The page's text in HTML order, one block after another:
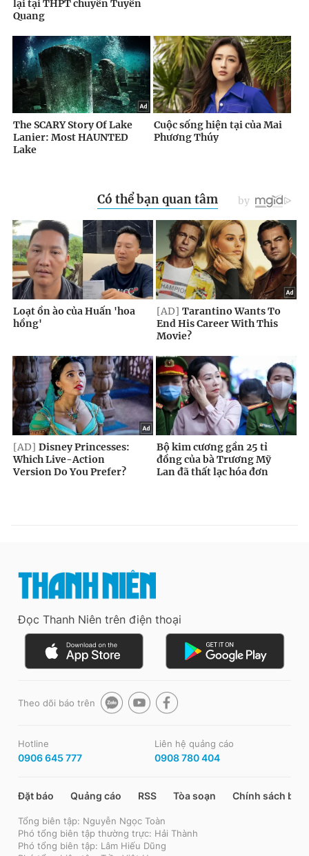
Đọc Thanh Niên trên điện thoại
Theo dõi báo trên
Hotline
0906 645 777
Liên hệ quảng cáo
0908 780 404
Đặt báo Quảng cáo RSS Tòa soạn Chính sách bảo
Tổng biên tập: Nguyễn Ngọc Toàn
Phó tổng biên tập thường trực: Hải Thành
Phó tổng biên tập: Lâm Hiếu Dũng